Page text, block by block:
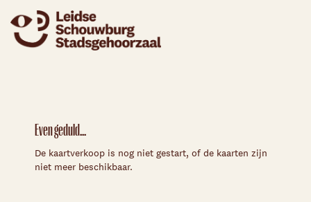
Even geduld...
De kaartverkoop is nog niet gestart, of de kaarten zijn
niet meer beschikbaar.